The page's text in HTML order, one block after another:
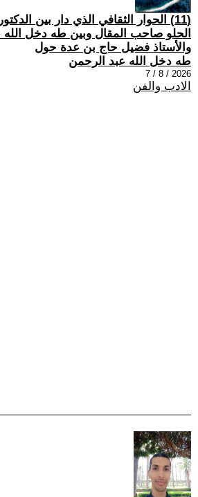
(11) الحوار الثقافي الذي دار بين
الحلو صاحب المقال وبين طه دخل الله
والأستاذ فضيل حاج بن عدة حول
طه دخل الله عبد الرحمن
2026 / 8 / 7
الادب والفن